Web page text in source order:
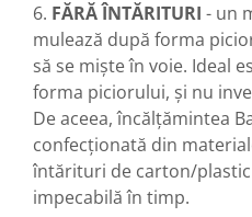
6. FĂRĂ ÎNTĂRITURI - un
mulează după forma
să se miște în voie. Ideal
forma piciorului, și nu
De aceea, încălțămintea
confecționată din
întărituri de carton/
impecabilă în timp.